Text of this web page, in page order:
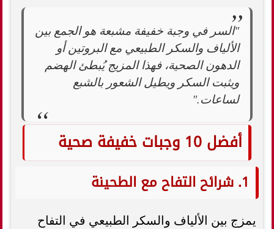
"السر في وجبة خفيفة مشبعة هو الجمع بين
الألياف والسكر الطبيعي مع البروتين أو
الدهون الصحية، فهذا المزيج يُبطئ الهضم
ويثبت السكر ويطيل الشعور بالشبع
لساعات."
أفضل 10 وجبات خفيفة صحية
1. شرائح التفاح مع الطحينة
يمزج بين الألياف والسكر الطبيعي في التفاح